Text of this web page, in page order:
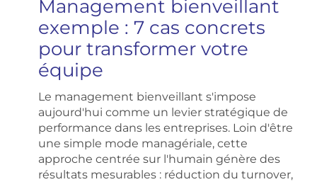
cas
concrets
pour
transformer
votre
équipe
Management bienveillant
exemple : 7 cas concrets
pour transformer votre
équipe
Le management bienveillant s'impose
aujourd'hui comme un levier stratégique de
performance dans les entreprises. Loin d'être
une simple mode managériale, cette
approche centrée sur l'humain génère des
résultats mesurables : réduction du turnover,